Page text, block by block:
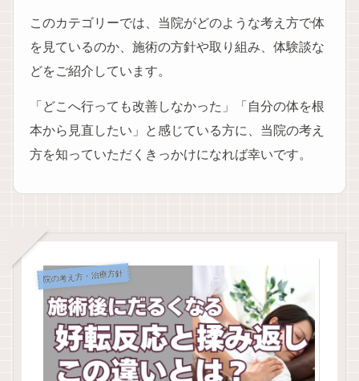
このカテゴリーでは、当院がどのような考え方で体
を見ているのか、施術の方針や取り組み、体験談な
どをご紹介しています。
「どこへ行っても改善しなかった」「自分の体を根
本から見直したい」と感じている方に、当院の考え
方を知っていただくきっかけになれば幸いです。
院の考え方・治療方針